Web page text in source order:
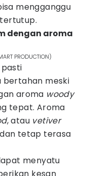
mengganggu
dengan aroma
PRODUCTION)
bertahan meski
aroma woody
tepat. Aroma
, atau vetiver
tetap terasa
menyatu